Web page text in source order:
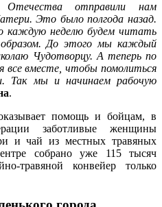
отправили нам
Это было полгода назад.
каждую неделю будем читать
До этого мы каждый
Чудотворцу. А теперь по
все вместе, чтобы помолиться
Так мы и начинаем рабочую
.
оказывает помощь и бойцам, в
заботливые женщины
и чай из местных травяных
собрано уже 115 тысяч
травяной конвейер только